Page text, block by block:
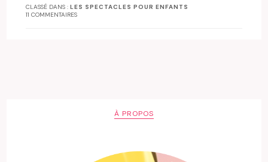
CLASSÉ DANS :LES SPECTACLES POUR ENFANTS
11 COMMENTAIRES
À PROPOS